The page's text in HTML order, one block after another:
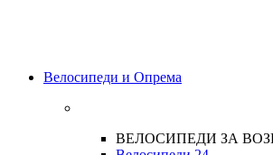
Велосипеди и Опрема
ВЕЛОСИПЕДИ ЗА